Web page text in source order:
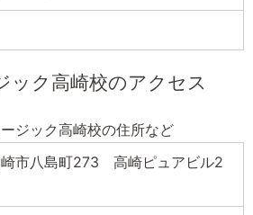
ック高崎校のアクセス
ジック高崎校の住所など
市八島町273 高崎ピュアビル2